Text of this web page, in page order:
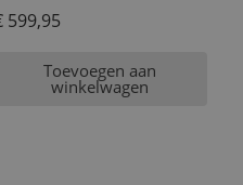
599,95
Toevoegen aan
winkelwagen